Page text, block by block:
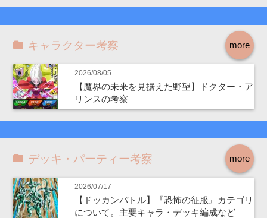
more
キャラクター考察
2026/08/05
【魔界の未来を見据えた野望】ドクター・ア
リンスの考察
more
デッキ・パーティー考察
2026/07/17
【ドッカンバトル】『恐怖の征服』カテゴリ
について。主要キャラ・デッキ編成など